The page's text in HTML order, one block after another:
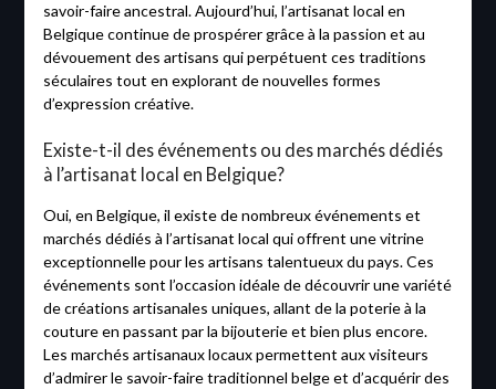
savoir-faire ancestral. Aujourd’hui, l’artisanat local en
Belgique continue de prospérer grâce à la passion et au
dévouement des artisans qui perpétuent ces traditions
séculaires tout en explorant de nouvelles formes
d’expression créative.
Existe-t-il des événements ou des marchés dédiés
à l’artisanat local en Belgique?
Oui, en Belgique, il existe de nombreux événements et
marchés dédiés à l’artisanat local qui offrent une vitrine
exceptionnelle pour les artisans talentueux du pays. Ces
événements sont l’occasion idéale de découvrir une variété
de créations artisanales uniques, allant de la poterie à la
couture en passant par la bijouterie et bien plus encore.
Les marchés artisanaux locaux permettent aux visiteurs
d’admirer le savoir-faire traditionnel belge et d’acquérir des